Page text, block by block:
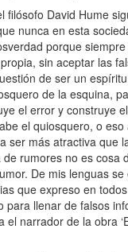
filósofo David Hume
nunca en esta
porque
sin aceptar las
de ser un
de la esquina,
el error y construye
el quiosquero, o
ser más atractiva que
rumores no es cosa
De mis lenguas se
que expreso en
para llenar de falsos
el narrador de la obra